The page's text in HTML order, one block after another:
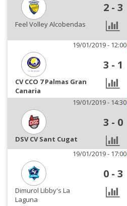
2 - 3
Feel Volley Alcobendas
19/01/2019 - 12:00
3 - 1
CV CCO 7 Palmas Gran
Canaria
19/01/2019 - 14:30
3 - 0
DSV CV Sant Cugat
19/01/2019 - 17:00
0 - 3
Dimurol Libby's La
Laguna